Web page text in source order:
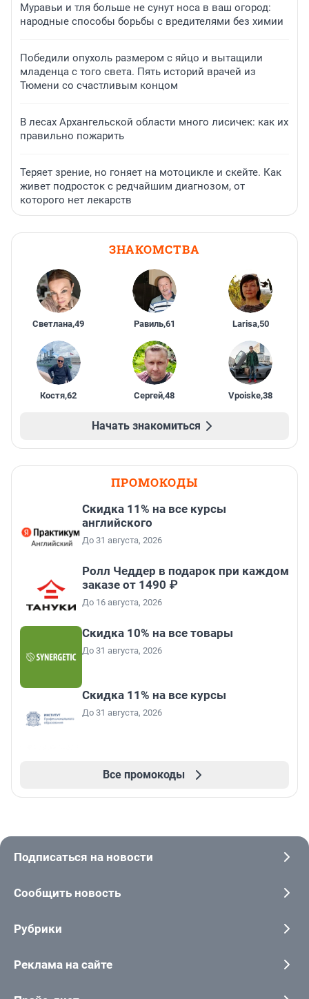
Муравьи и тля больше не сунут носа в ваш огород:
народные способы борьбы с вредителями без химии
Победили опухоль размером с яйцо и вытащили
младенца с того света. Пять историй врачей из
Тюмени со счастливым концом
В лесах Архангельской области много лисичек: как их
правильно пожарить
Теряет зрение, но гоняет на мотоцикле и скейте. Как
живет подросток с редчайшим диагнозом, от
которого нет лекарств
ЗНАКОМСТВА
Светлана,49 Равиль,61 Larisa,50
Костя,62 Сергей,48 Vpoiske,38
Начать знакомиться
ПРОМОКОДЫ
Скидка 11% на все курсы
английского
До 31 августа, 2026
Ролл Чеддер в подарок при каждом
заказе от 1490 ₽
До 16 августа, 2026
Скидка 10% на все товары
До 31 августа, 2026
Скидка 11% на все курсы
До 31 августа, 2026
Все промокоды
Подписаться на новости
Сообщить новость
Рубрики
Реклама на сайте